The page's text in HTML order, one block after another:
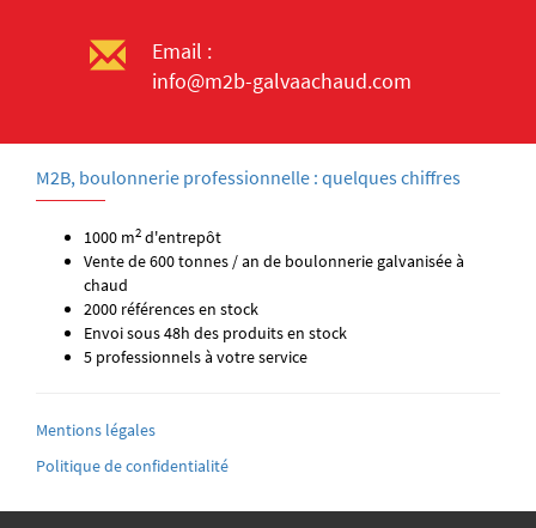
Email :
info@m2b-galvaachaud.com
M2B, boulonnerie professionnelle : quelques chiffres
1000 m2 d'entrepôt
Vente de 600 tonnes / an de boulonnerie galvanisée à
chaud
2000 références en stock
Envoi sous 48h des produits en stock
5 professionnels à votre service
Mentions légales
Politique de confidentialité